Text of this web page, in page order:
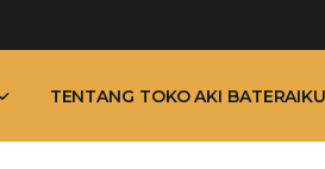
TENTANG TOKO AKI BATERAIKU